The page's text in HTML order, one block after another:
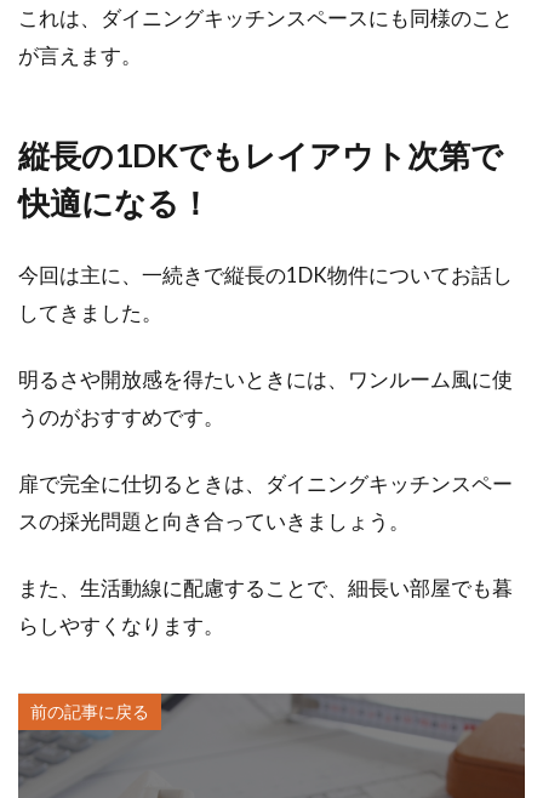
これは、ダイニングキッチンスペースにも同様のこと
が言えます。
縦長の1DKでもレイアウト次第で
快適になる！
今回は主に、一続きで縦長の1DK物件についてお話し
してきました。
明るさや開放感を得たいときには、ワンルーム風に使
うのがおすすめです。
扉で完全に仕切るときは、ダイニングキッチンスペー
スの採光問題と向き合っていきましょう。
また、生活動線に配慮することで、細長い部屋でも暮
らしやすくなります。
前の記事に戻る